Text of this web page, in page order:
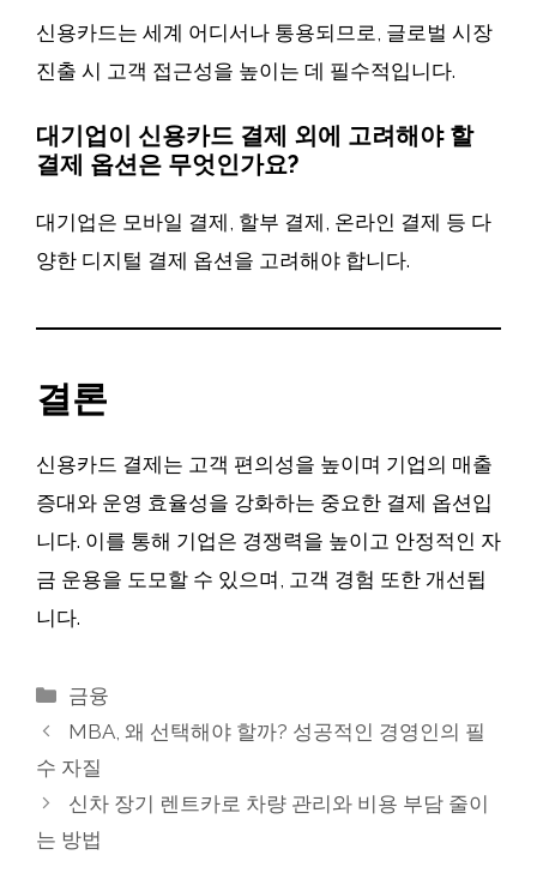
신용카드는 세계 어디서나 통용되므로, 글로벌 시장
진출 시 고객 접근성을 높이는 데 필수적입니다.
대기업이 신용카드 결제 외에 고려해야 할
결제 옵션은 무엇인가요?
대기업은 모바일 결제, 할부 결제, 온라인 결제 등 다
양한 디지털 결제 옵션을 고려해야 합니다.
결론
신용카드 결제는 고객 편의성을 높이며 기업의 매출
증대와 운영 효율성을 강화하는 중요한 결제 옵션입
니다. 이를 통해 기업은 경쟁력을 높이고 안정적인 자
금 운용을 도모할 수 있으며, 고객 경험 또한 개선됩
니다.
카
테
리
금융
MBA, 왜 선택해야 할까? 성공적인 경영인의 필
수 자질
신차 장기 렌트카로 차량 관리와 비용 부담 줄이
는 방법